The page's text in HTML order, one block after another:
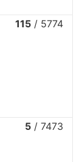
115 / 5774
5 / 7473